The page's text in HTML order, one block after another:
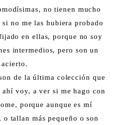
no tienen mucho
no me las hubiera probado
en ellas, porque no soy
intermedios, pero son un
acierto.
de la última colección que
ahí voy, a ver si me hago con
porque aunque es mí
o tallan más pequeño o son